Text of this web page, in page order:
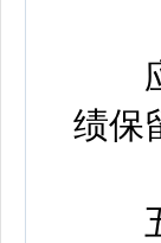
应
绩保
五